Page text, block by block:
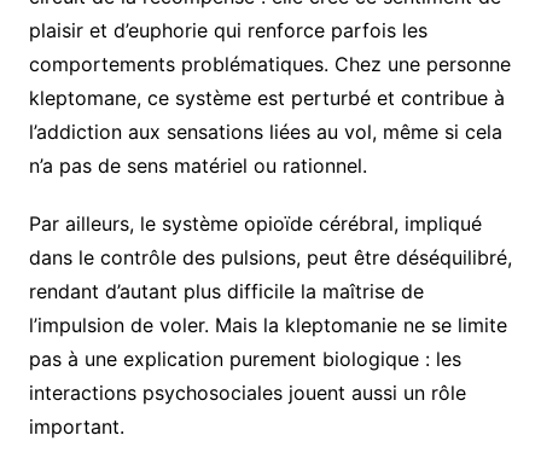
plaisir et d’euphorie qui renforce parfois les
comportements problématiques. Chez une personne
kleptomane, ce système est perturbé et contribue à
l’addiction aux sensations liées au vol, même si cela
n’a pas de sens matériel ou rationnel.
Par ailleurs, le système opioïde cérébral, impliqué
dans le contrôle des pulsions, peut être déséquilibré,
rendant d’autant plus difficile la maîtrise de
l’impulsion de voler. Mais la kleptomanie ne se limite
pas à une explication purement biologique : les
interactions psychosociales jouent aussi un rôle
important.